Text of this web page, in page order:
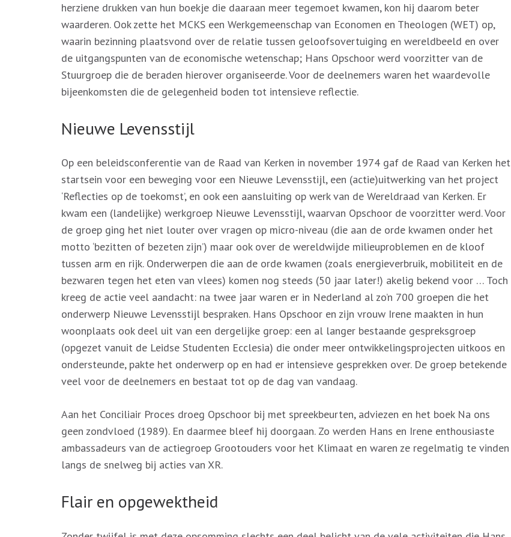
herziene drukken van hun boekje die daaraan meer tegemoet kwamen, kon hij daarom beter
waarderen. Ook zette het MCKS een Werkgemeenschap van Economen en Theologen (WET) op,
waarin bezinning plaatsvond over de relatie tussen geloofsovertuiging en wereldbeeld en over
de uitgangspunten van de economische wetenschap; Hans Opschoor werd voorzitter van de
Stuurgroep die de beraden hierover organiseerde. Voor de deelnemers waren het waardevolle
bijeenkomsten die de gelegenheid boden tot intensieve reflectie.
Nieuwe Levensstijl
Op een beleidsconferentie van de Raad van Kerken in november 1974 gaf de Raad van Kerken het
startsein voor een beweging voor een Nieuwe Levensstijl, een (actie)uitwerking van het project
‘Reflecties op de toekomst’, en ook een aansluiting op werk van de Wereldraad van Kerken. Er
kwam een (landelijke) werkgroep Nieuwe Levensstijl, waarvan Opschoor de voorzitter werd. Voor
de groep ging het niet louter over vragen op micro-niveau (die aan de orde kwamen onder het
motto ‘bezitten of bezeten zijn’) maar ook over de wereldwijde milieuproblemen en de kloof
tussen arm en rijk. Onderwerpen die aan de orde kwamen (zoals energieverbruik, mobiliteit en de
bezwaren tegen het eten van vlees) komen nog steeds (50 jaar later!) akelig bekend voor … Toch
kreeg de actie veel aandacht: na twee jaar waren er in Nederland al zo’n 700 groepen die het
onderwerp Nieuwe Levensstijl bespraken. Hans Opschoor en zijn vrouw Irene maakten in hun
woonplaats ook deel uit van een dergelijke groep: een al langer bestaande gespreksgroep
(opgezet vanuit de Leidse Studenten Ecclesia) die onder meer ontwikkelingsprojecten uitkoos en
ondersteunde, pakte het onderwerp op en had er intensieve gesprekken over. De groep betekende
veel voor de deelnemers en bestaat tot op de dag van vandaag.
Aan het Conciliair Proces droeg Opschoor bij met spreekbeurten, adviezen en het boek Na ons
geen zondvloed (1989). En daarmee bleef hij doorgaan. Zo werden Hans en Irene enthousiaste
ambassadeurs van de actiegroep Grootouders voor het Klimaat en waren ze regelmatig te vinden
langs de snelweg bij acties van XR.
Flair en opgewektheid